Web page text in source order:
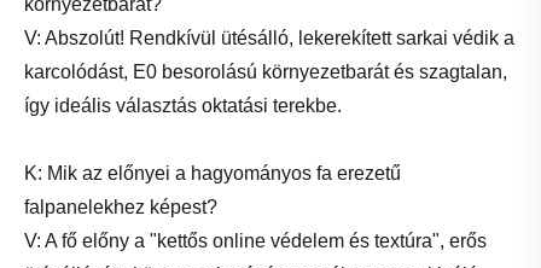
V: Abszolút! Rendkívül ütésálló, lekerekített sarkai védik a
karcolódást, E0 besorolású környezetbarát és szagtalan,
így ideális választás oktatási terekbe.
K: Mik az előnyei a hagyományos fa erezetű
falpanelekhez képest?
V: A fő előny a "kettős online védelem és textúra", erős